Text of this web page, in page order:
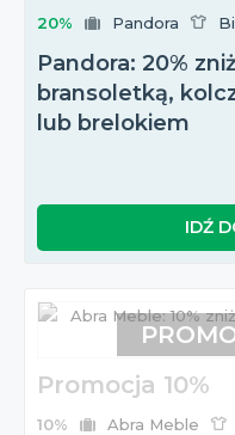
20% Pandora
Pandora: 20%
bransoletką,
lub brelokiem
IDŹ
Promocja 10%
10% Abra Meble